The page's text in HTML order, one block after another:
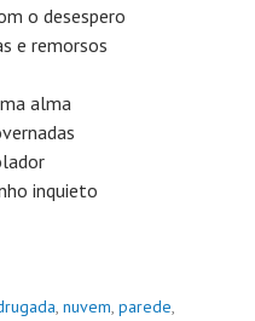
o desespero
e remorsos
alma
inquieto
, nuvem, parede,